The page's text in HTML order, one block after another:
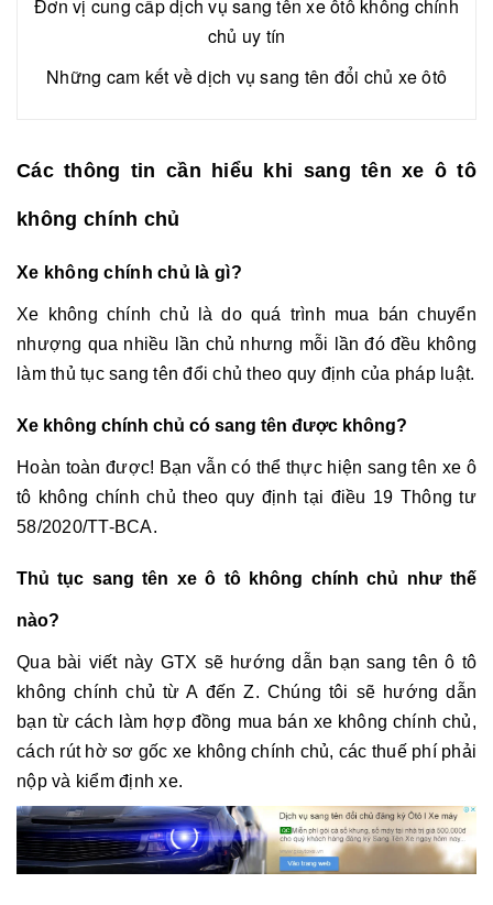
Đơn vị cung cấp dịch vụ sang tên xe ôtô không chính
chủ uy tín
Những cam kết về dịch vụ sang tên đổi chủ xe ôtô
Các thông tin cần hiểu khi sang tên xe ô tô
không chính chủ
Xe không chính chủ là gì?
Xe không chính chủ là do quá trình mua bán chuyển
nhượng qua nhiều lần chủ nhưng mỗi lần đó đều không
làm thủ tục sang tên đổi chủ theo quy định của pháp luật.
Xe không chính chủ có sang tên được không?
Hoàn toàn được! Bạn vẫn có thể thực hiện sang tên xe ô
tô không chính chủ theo quy định tại điều 19 Thông tư
58/2020/TT-BCA.
Thủ tục sang tên xe ô tô không chính chủ như thế
nào?
Qua bài viết này GTX sẽ hướng dẫn bạnsang tên ô tô
không chính chủ từ A đến Z. Chúng tôi sẽ hướng dẫn
bạn từ cách làm hợp đồng mua bán xe không chính chủ,
cách rút hờ sơ gốc xe không chính chủ, các thuế phí phải
nộp và kiểm định xe.